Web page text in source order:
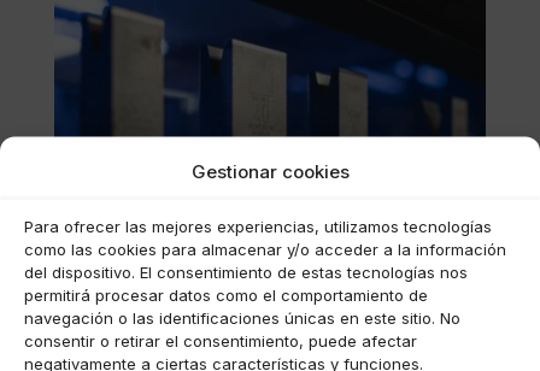
Gestionar cookies
Para ofrecer las mejores experiencias, utilizamos tecnologías
como las cookies para almacenar y/o acceder a la información
del dispositivo. El consentimiento de estas tecnologías nos
permitirá procesar datos como el comportamiento de
navegación o las identificaciones únicas en este sitio. No
consentir o retirar el consentimiento, puede afectar
negativamente a ciertas características y funciones.
Calidad
certificada